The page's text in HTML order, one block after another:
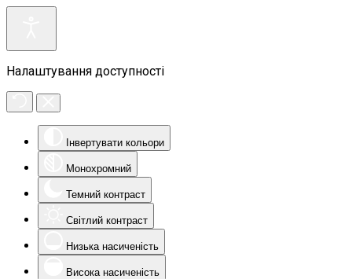
Налаштування доступності
Інвертувати кольори
Монохромний
Темний контраст
Світлий контраст
Низька насиченість
Висока насиченість